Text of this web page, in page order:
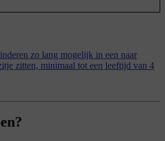
zo lang mogelijk in een naar
zitten, minimaal tot een leeftijd van 4